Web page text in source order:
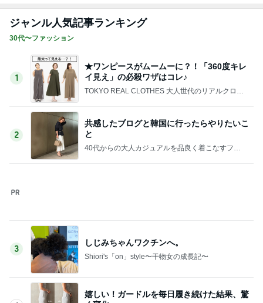
3
Shiori's「on」style〜干物女の成長記〜
4
嬉しい！ガードルを毎日履き続けた結果、驚
く変化
50代からの無理しないおしゃれ nodoka’s Blog
5
ワタクシ的ブランド取扱説明書・モード系ブ
ランド海外編
日々是ファッション。
レジェンド松下のなんでもプレゼン！
Amebaトピックス 7時間前
藤あや子 最高だった津田屋の弁当
Amebaトピックス 1日前